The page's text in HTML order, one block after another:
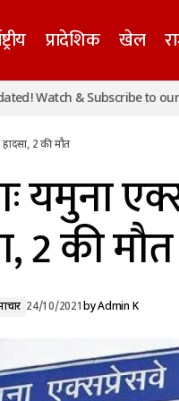
प्रादेशिक खेल
561& Subscribe to our
2 की मौत
यमुना
2 की मौत
24/10/2021byAdmin K